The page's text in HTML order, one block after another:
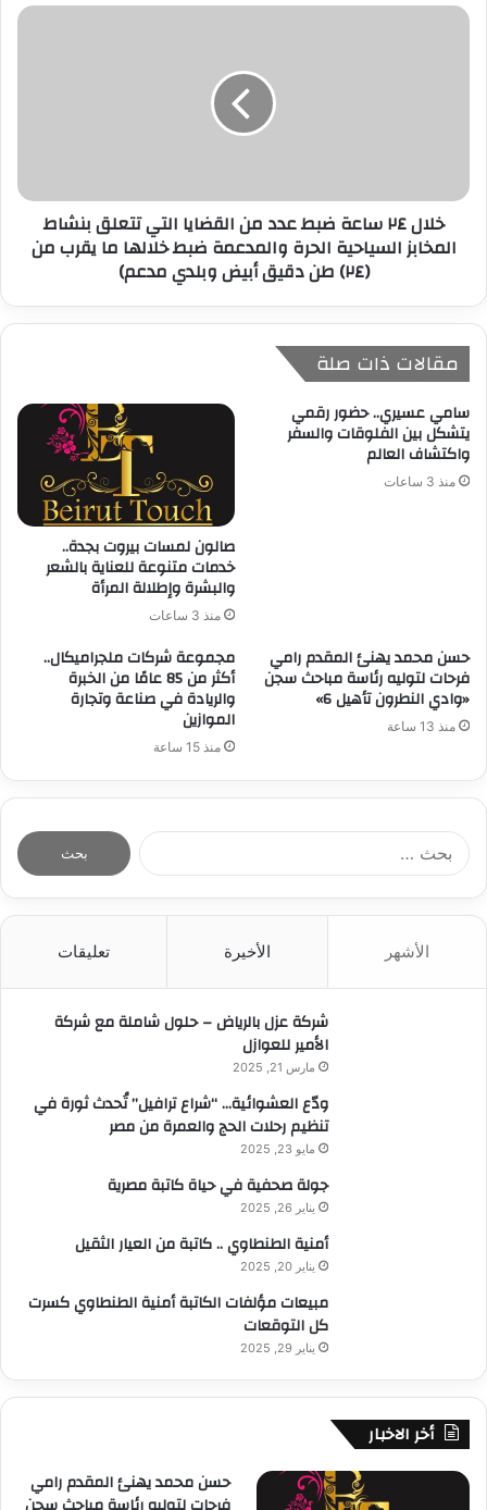
ي
خلال ٢٤ ساعة ضبط عدد من القضايا التي تتعلق بنشاط
المخابز السياحية الحرة والمدعمة ضبط خلالها ما يقرب من
(٢٤) طن دقيق أبيض وبلدي مدعم)
مقالات ذات صلة
سامي عسيري.. حضور رقمي
يتشكل بين الفلوقات والسفر
واكتشاف العالم
منذ 3 ساعات
صالون لمسات بيروت بجدة..
خدمات متنوعة للعناية بالشعر
والبشرة وإطلالة المرأة
منذ 3 ساعات
حسن محمد يهنئ المقدم رامي
فرحات لتوليه رئاسة مباحث سجن
«وادي النطرون تأهيل 6»
منذ 13 ساعة
مجموعة شركات ملجراميكال..
أكثر من 85 عامًا من الخبرة
والريادة في صناعة وتجارة
الموازين
منذ 15 ساعة
الأشهر الأخيرة تعليقات
شركة عزل بالرياض – حلول شاملة مع شركة
الأمير للعوازل
مارس 21, 2025
ودّع العشوائية… “شراع ترافيل” تُحدث ثورة في
تنظيم رحلات الحج والعمرة من مصر
مايو 23, 2025
جولة صحفية في حياة كاتبة مصرية
يناير 26, 2025
أمنية الطنطاوي .. كاتبة من العيار الثقيل
يناير 20, 2025
مبيعات مؤلفات الكاتبة أمنية الطنطاوي كسرت
كل التوقعات
يناير 29, 2025
أخر الاخبار
حسن محمد يهنئ المقدم رامي